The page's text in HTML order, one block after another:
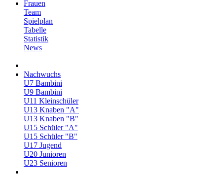
Frauen
Team
Spielplan
Tabelle
Statistik
News
Nachwuchs
U7 Bambini
U9 Bambini
U11 Kleinschüler
U13 Knaben "A"
U13 Knaben "B"
U15 Schüler "A"
U15 Schüler "B"
U17 Jugend
U20 Junioren
U23 Senioren